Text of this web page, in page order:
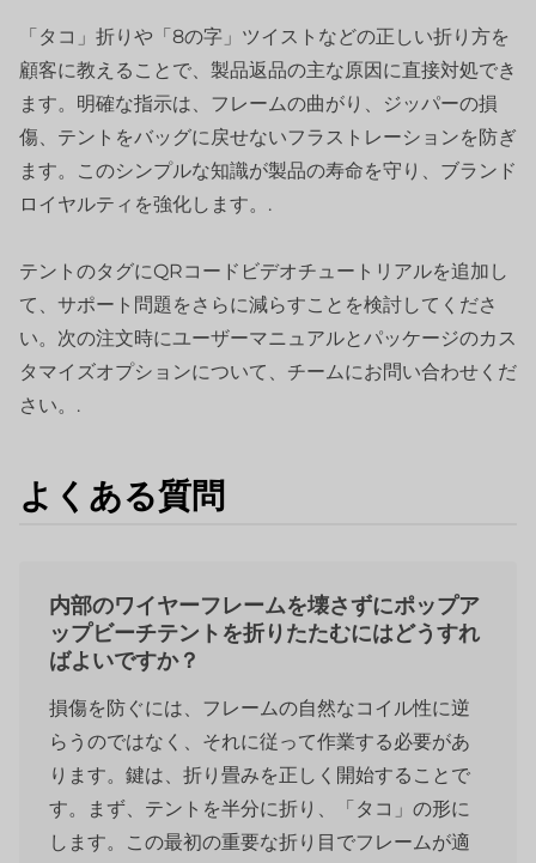
「タコ」折りや「8の字」ツイストなどの正しい折り方を
顧客に教えることで、製品返品の主な原因に直接対処でき
ます。明確な指示は、フレームの曲がり、ジッパーの損
傷、テントをバッグに戻せないフラストレーションを防ぎ
ます。このシンプルな知識が製品の寿命を守り、ブランド
ロイヤルティを強化します。.
テントのタグにQRコードビデオチュートリアルを追加し
て、サポート問題をさらに減らすことを検討してくださ
い。次の注文時にユーザーマニュアルとパッケージのカス
タマイズオプションについて、チームにお問い合わせくだ
さい。.
よくある質問
内部のワイヤーフレームを壊さずにポップア
ップビーチテントを折りたたむにはどうすれ
ばよいですか？
損傷を防ぐには、フレームの自然なコイル性に逆
らうのではなく、それに従って作業する必要があ
ります。鍵は、折り畳みを正しく開始することで
す。まず、テントを半分に折り、「タコ」の形に
します。この最初の重要な折り目でフレームが適